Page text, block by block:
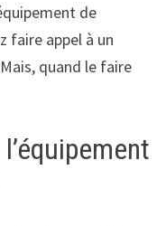
de
faire appel à un
quand le faire